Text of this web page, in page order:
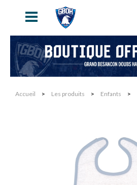
Accueil > Les produits > Enfants >